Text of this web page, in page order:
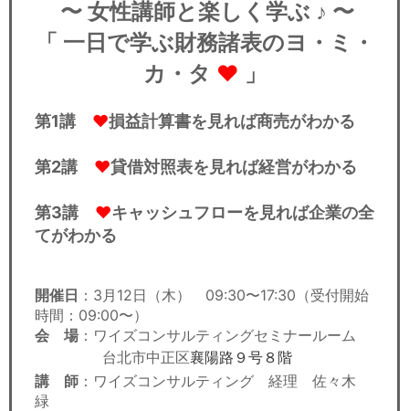
労務顧問〜 女性講師と楽しく学ぶ ♪ 〜
「 一日で学ぶ財務諸表のヨ・ミ・
カ・タ ♥︎ 」
第1講 ♥︎損益計算書を見れば商売がわかる
第2講 ♥︎貸借対照表を見れば経営がわかる
第3講 ♥︎キャッシュフローを見れば企業の全
てがわかる
開催日 ：3月12日（木） 09:30〜17:30（受付開始
時間：09:00〜）
会 場 ：ワイズコンサルティングセミナールーム
台北市中正区襄陽路９号８階
講 師 ：ワイズコンサルティング 経理 佐々木
緑